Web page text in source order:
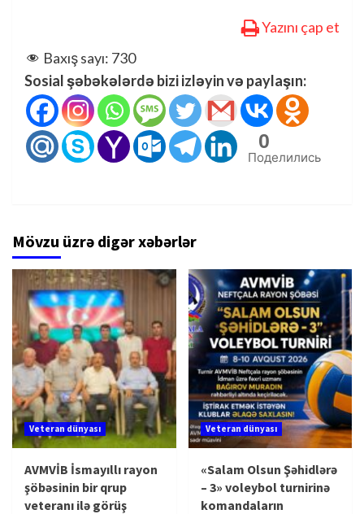
Yazını çap et
Baxış sayı: 730
Sosial şəbəkələrdə bizi izləyin və paylaşın:
0
Поделились
Mövzu üzrə digər xəbərlər
Veteran dünyası
AVMVİB İsmayıllı rayon
şöbəsinin bir qrup
veteranı ilə görüş
Veteran dünyası
«Salam Olsun Şəhidlərə
– 3» voleybol turnirinə
komandaların